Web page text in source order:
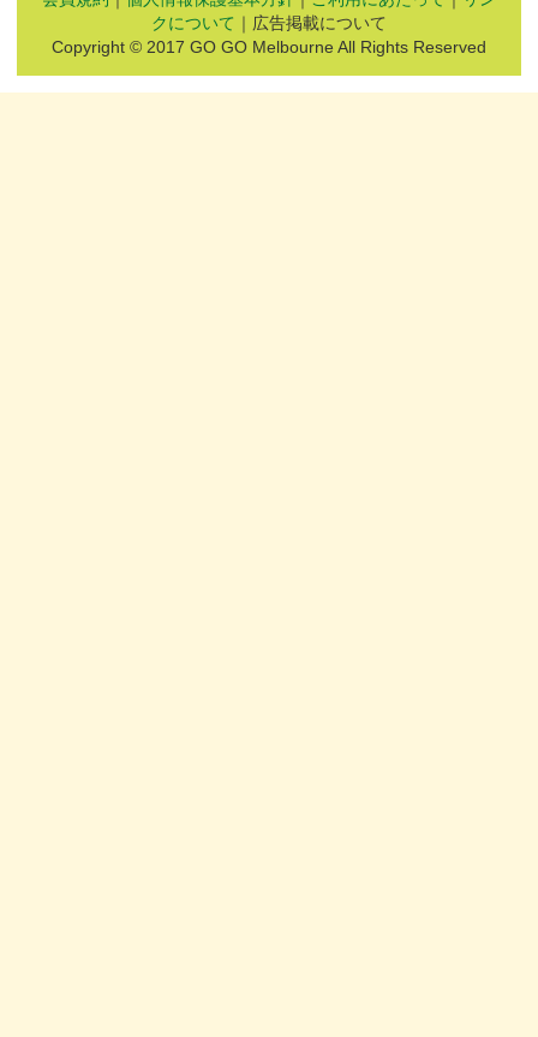
クについて ｜広告掲載について
Copyright © 2017 GO GO Melbourne All Rights Reserved